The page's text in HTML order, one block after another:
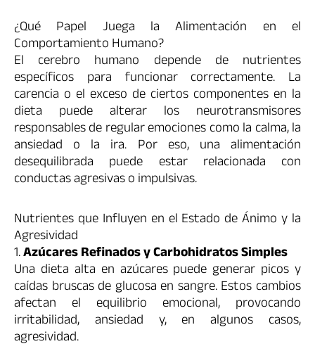
¿Qué Papel Juega la Alimentación en el
Comportamiento Humano?
El cerebro humano depende de nutrientes
específicos para funcionar correctamente. La
carencia o el exceso de ciertos componentes en la
dieta puede alterar los neurotransmisores
responsables de regular emociones como la calma, la
ansiedad o la ira. Por eso, una alimentación
desequilibrada puede estar relacionada con
conductas agresivas o impulsivas.
Nutrientes que Influyen en el Estado de Ánimo y la
Agresividad
1.Azúcares Refinados y Carbohidratos Simples
Una dieta alta en azúcares puede generar picos y
caídas bruscas de glucosa en sangre. Estos cambios
afectan el equilibrio emocional, provocando
irritabilidad, ansiedad y, en algunos casos,
agresividad.